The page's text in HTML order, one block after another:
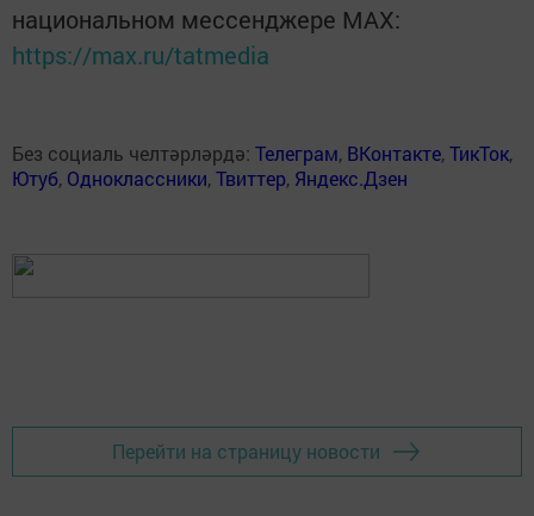
национальном мессенджере MАХ:
https://max.ru/tatmedia
Без социаль челтәрләрдә: Телеграм, ВКонтакте,ТикТок,
Ютуб, Одноклассники,Твиттер, Яндекс.Дзен
Перейти на страницу новости